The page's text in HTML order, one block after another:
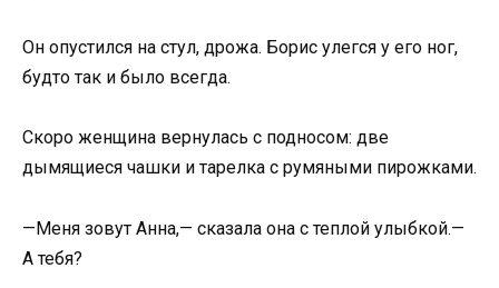
Он опустился на стул, дрожа. Борис улегся у его ног,
будто так и было всегда.
Скоро женщина вернулась с подносом: две
дымящиеся чашки и тарелка с румяными пирожками.
—Меня зовут Анна,— сказала она с теплой улыбкой.—
А тебя?